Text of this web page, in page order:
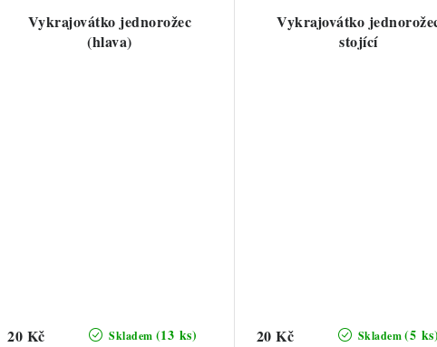
Vykrajovátko jednorožec
(hlava)
Skladem (13 ks)
20 Kč
Vykrajovátko
stojící
Skladem (5 ks)
20 Kč